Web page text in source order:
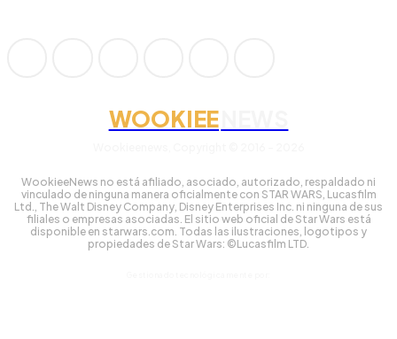
WOOKIEE
WookieeNews no está afiliado, asociado, autorizado, respaldado ni
vinculado de ninguna manera oficialmente con STAR WARS, Lucasfilm
Ltd., The Walt Disney Company, Disney Enterprises Inc. ni ninguna de sus
filiales o empresas asociadas. El sitio web oficial de Star Wars está
disponible en starwars.com. Todas las ilustraciones, logotipos y
propiedades de Star Wars: ©Lucasfilm LTD.